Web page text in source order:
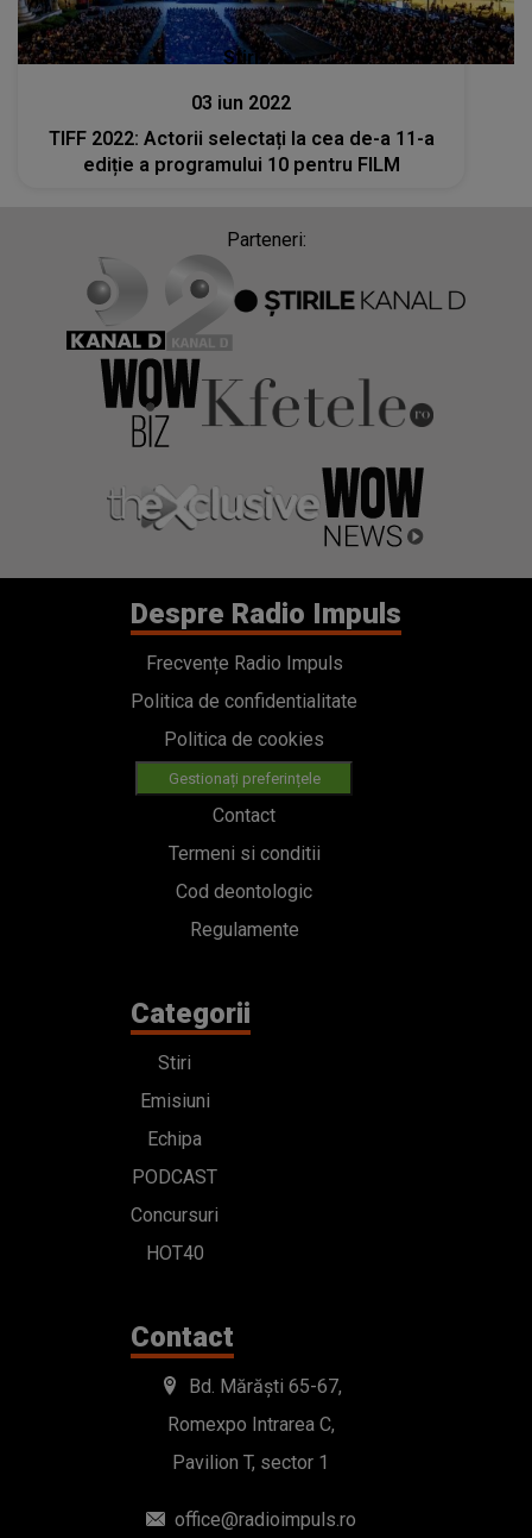
Stiri
03 iun 2022
TIFF 2022: Actorii selectați la cea de-a 11-a
ediție a programului 10 pentru FILM
Parteneri:
Despre Radio Impuls
Frecvențe Radio Impuls
Politica de confidentialitate
Politica de cookies
Gestionați preferințele
Contact
Termeni si conditii
Cod deontologic
Regulamente
Categorii
Stiri
Emisiuni
Echipa
PODCAST
Concursuri
HOT40
Contact
Bd. Mărăști 65-67,
Romexpo Intrarea C,
Pavilion T, sector 1
office@radioimpuls.ro